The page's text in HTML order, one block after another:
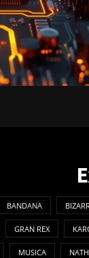
BANDANA
GRAN REX
MUSICA